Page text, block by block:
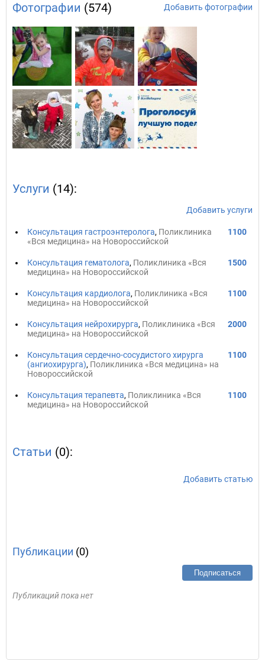
Фотографии (574) Добавить фотографии
Услуги (14):
Добавить услуги
Консультация гастроэнтеролога, Поликлиника
«Вся медицина» на Новороссийской
1100
Консультация гематолога, Поликлиника «Вся
медицина» на Новороссийской
1500
Консультация кардиолога, Поликлиника «Вся
медицина» на Новороссийской
1100
Консультация нейрохирурга, Поликлиника «Вся
медицина» на Новороссийской
2000
Консультация сердечно-сосудистого хирурга
(ангиохирурга), Поликлиника «Вся медицина» на
Новороссийской
1100
Консультация терапевта, Поликлиника «Вся
медицина» на Новороссийской
1100
Статьи (0):
Добавить статью
Публикации (0)
Подписаться
Публикаций пока нет